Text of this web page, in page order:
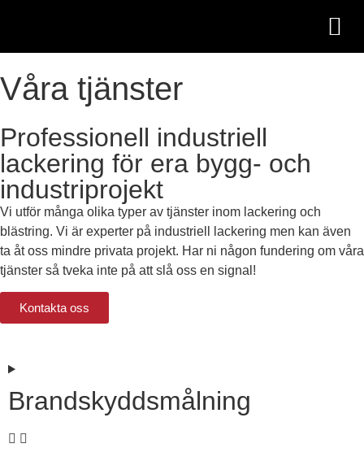
Våra tjänster
Professionell industriell
lackering för era bygg- och
industriprojekt
Vi utför många olika typer av tjänster inom lackering och
blästring. Vi är experter på industriell lackering men kan även
ta åt oss mindre privata projekt. Har ni någon fundering om våra
tjänster så tveka inte på att slå oss en signal!
Kontakta oss
Brandskyddsmålning